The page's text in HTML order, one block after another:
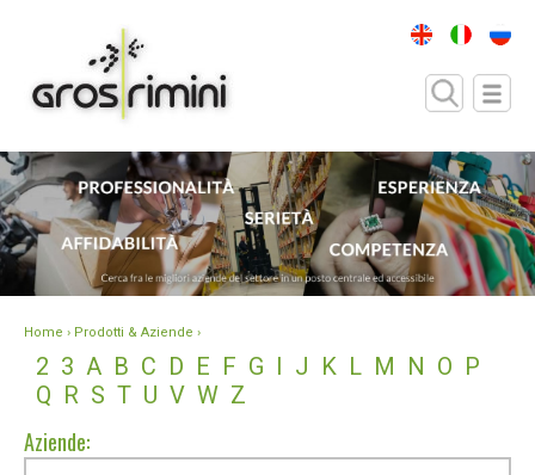
Home › Prodotti & Aziende ›
2 3 A B C D E F G I J K L M N O P
Q R S T U V W Z
Aziende: